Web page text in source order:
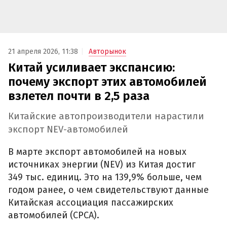
21 апреля 2026, 11:38 Авторынок
Китай усиливает экспансию:
почему экспорт этих автомобилей
взлетел почти в 2,5 раза
Китайские автопроизводители нарастили
экспорт NEV-автомобилей
В марте экспорт автомобилей на новых
источниках энергии (NEV) из Китая достиг
349 тыс. единиц. Это на 139,9% больше, чем
годом ранее, о чем свидетельствуют данные
Китайская ассоциация пассажирских
автомобилей (CPCA).